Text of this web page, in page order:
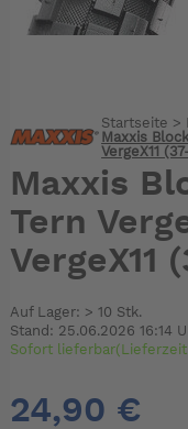
Startseite >
Maxxis
VergeX11
Maxxis
Tern
VergeX11
Auf Lager: > 10 Stk.
Stand: 25.06.2026 16:14
Sofort
24,90 €